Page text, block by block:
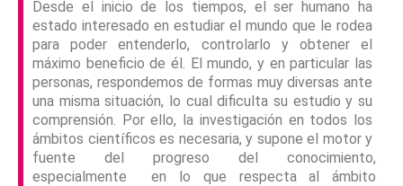
Desde el inicio de los tiempos, el ser humano ha
estado interesado en estudiar el mundo que le rodea
para poder entenderlo, controlarlo y obtener el
máximo beneficio de él. El mundo, y en particular las
personas, respondemos de formas muy diversas ante
una misma situación, lo cual dificulta su estudio y su
comprensión. Por ello, la investigación en todos los
ámbitos científicos es necesaria, y supone el motor y
fuente del progreso del conocimiento,
especialmente en lo que respecta al ámbito